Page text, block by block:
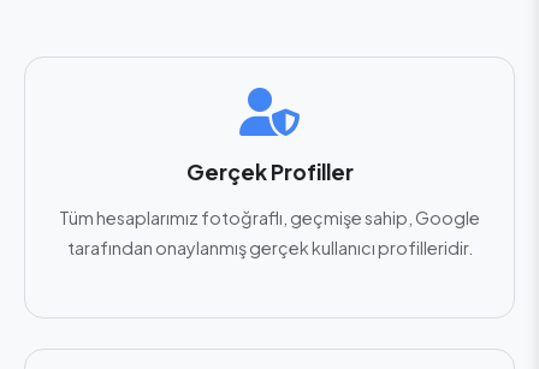
Gerçek Profiller
Tüm hesaplarımız fotoğraflı, geçmişe sahip, Google
tarafından onaylanmış gerçek kullanıcı profilleridir.